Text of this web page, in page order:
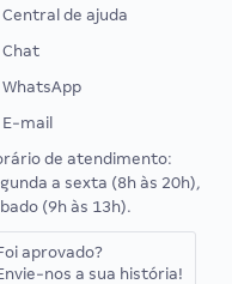
Central de ajuda
Chat
WhatsApp
E-mail
de atendimento:
a sexta (8h às 20h),
(9h às 13h).
aprovado?
nos a sua história!